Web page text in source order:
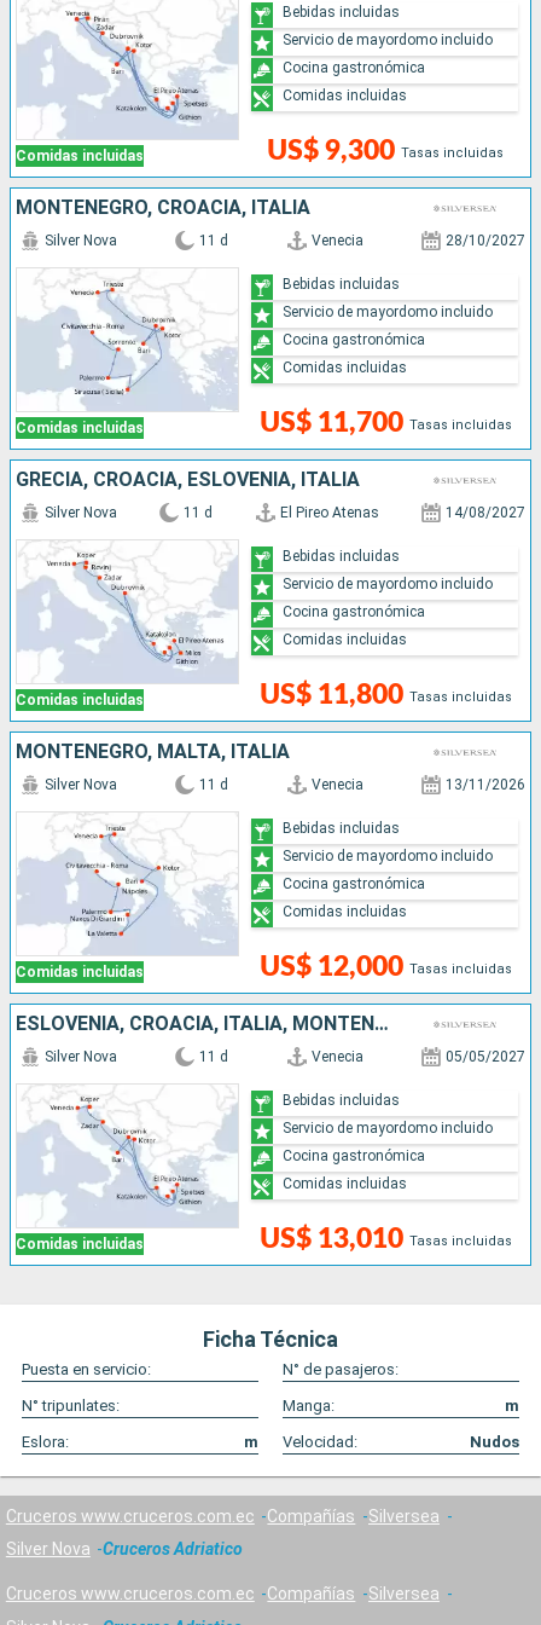
Comidas incluidas US$ 9,300 Tasas incluidas
Bebidas incluidas
Servicio de mayordomo incluido
Cocina gastronómica
Comidas incluidas
MONTENEGRO, CROACIA, ITALIA
Comidas incluidas
Silver Nova 11 d Venecia 28/10/2027
US$ 11,700 Tasas incluidas
Bebidas incluidas
Servicio de mayordomo incluido
Cocina gastronómica
Comidas incluidas
GRECIA, CROACIA, ESLOVENIA, ITALIA
Comidas incluidas
Silver Nova 11 d El Pireo Atenas 14/08/2027
US$ 11,800 Tasas incluidas
Bebidas incluidas
Servicio de mayordomo incluido
Cocina gastronómica
Comidas incluidas
MONTENEGRO, MALTA, ITALIA
Comidas incluidas
Silver Nova 11 d Venecia 13/11/2026
US$ 12,000 Tasas incluidas
Bebidas incluidas
Servicio de mayordomo incluido
Cocina gastronómica
Comidas incluidas
ESLOVENIA, CROACIA, ITALIA, MONTENEGRO, GRECIA
Comidas incluidas
Silver Nova 11 d Venecia 05/05/2027
US$ 13,010 Tasas incluidas
Bebidas incluidas
Servicio de mayordomo incluido
Cocina gastronómica
Comidas incluidas
Ficha Técnica
Puesta en servicio:
N° de pasajeros:
N° tripunlates:
Manga:
m
Eslora:
m Velocidad: Nudos
Cruceros www.cruceros.com.ec Compañías
Silversea
Silver Nova
Cruceros Adriatico
Cruceros www.cruceros.com.ec Compañías
Silversea